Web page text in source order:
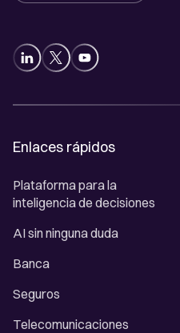
Enlaces rápidos
Plataforma para la
inteligencia de decisiones
AI sin ninguna duda
Banca
Seguros
Telecomunicaciones